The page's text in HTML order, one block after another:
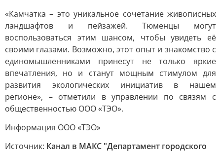
«Камчатка – это уникальное сочетание живописных
ландшафтов и пейзажей. Тюменцы могут
воспользоваться этим шансом, чтобы увидеть её
своими глазами. Возможно, этот опыт и знакомство с
единомышленниками принесут не только яркие
впечатления, но и станут мощным стимулом для
развития экологических инициатив в нашем
регионе», – отметили в управлении по связям с
общественностью ООО «ТЭО».
Информация ООО «ТЭО»
Источник: Канал в МАКС "Департамент городского